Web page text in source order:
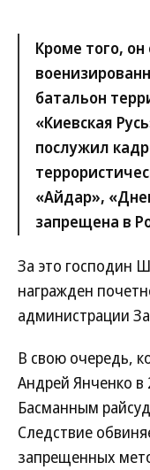
Кроме того, он
батальон
«Киевская
послужил
«Айдар»,
запрещена в
За это господин
награжден
администрации
В свою очередь,
Андрей Янченко в
Басманным
Следствие
запрещенных